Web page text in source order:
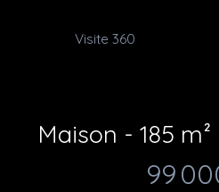
Visite 360
Maison - 185
99